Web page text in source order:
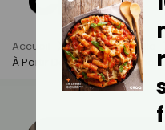
Accueil Actus
Famille
À Partir De Quel Âge Donner